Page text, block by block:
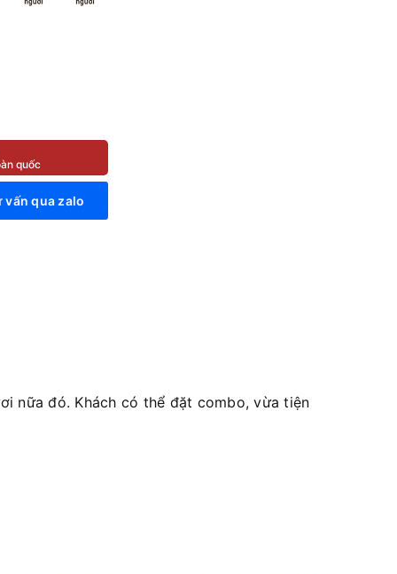
quốc
vấn qua zalo
nữa đó. Khách có thể đặt combo, vừa tiện